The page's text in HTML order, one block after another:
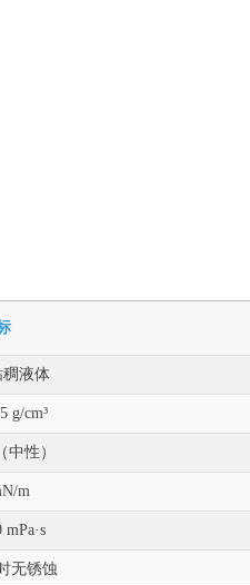
液体
g/cm³
中性）
m
无锈蚀